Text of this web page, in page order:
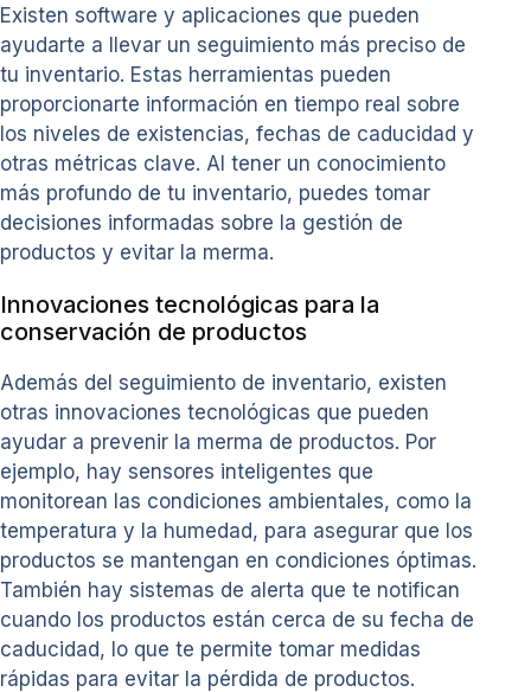
Existen software y aplicaciones que pueden
ayudarte a llevar un seguimiento más preciso de
tu inventario. Estas herramientas pueden
proporcionarte información en tiempo real sobre
los niveles de existencias, fechas de caducidad y
otras métricas clave. Al tener un conocimiento
más profundo de tu inventario, puedes tomar
decisiones informadas sobre la gestión de
productos y evitar la merma.
Innovaciones tecnológicas para la
conservación de productos
Además del seguimiento de inventario, existen
otras innovaciones tecnológicas que pueden
ayudar a prevenir la merma de productos. Por
ejemplo, hay sensores inteligentes que
monitorean las condiciones ambientales, como la
temperatura y la humedad, para asegurar que los
productos se mantengan en condiciones óptimas.
También hay sistemas de alerta que te notifican
cuando los productos están cerca de su fecha de
caducidad, lo que te permite tomar medidas
rápidas para evitar la pérdida de productos.